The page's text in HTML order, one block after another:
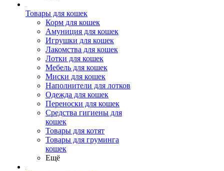
Товары для кошек
Корм для кошек
Амуниция для кошек
Игрушки для кошек
Лакомства для кошек
Лотки для кошек
Мебель для кошек
Миски для кошек
Наполнители для лотков
Одежда для кошек
Переноски для кошек
Средства гигиены для
кошек
Товары для котят
Товары для груминга
кошек
Ещё